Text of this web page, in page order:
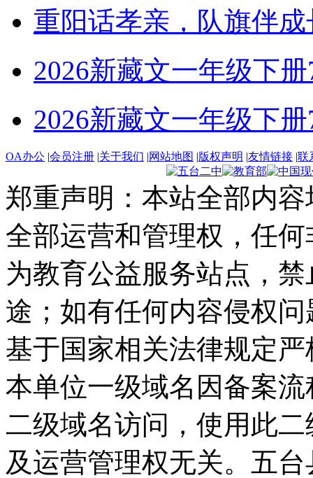
重阳话孝亲，队旗伴成
2026新藏文一年级下册
2026新藏文一年级下册
OA办公 |会员注册 |关于我们 |网站地图 |版权声明 |友情链接 |联
郑重声明：本站全部内
全部运营和管理权，任
为教育公益服务站点，
途；如有任何内容侵权
基于国家相关法律规定
本单位一级域名因备案
二级域名访问，使用此
及运营管理权无关。 五